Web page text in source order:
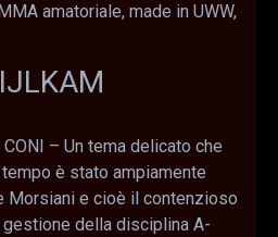
amatoriale, made in UWW,
– Un tema delicato che
è stato ampiamente
Morsiani e cioè il contenzioso
della disciplina A-